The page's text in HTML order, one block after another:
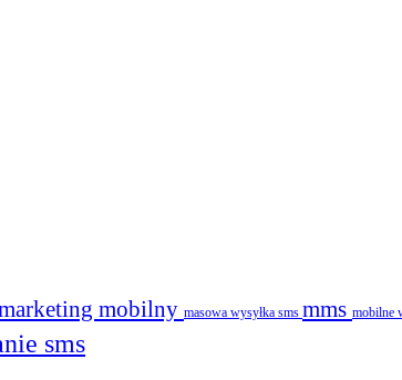
mobilny masowa wysyłka sms mms mobilne
sms